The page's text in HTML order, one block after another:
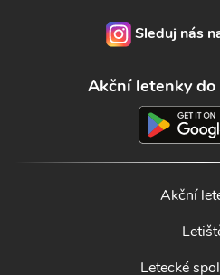
Sleduj nás
Akční letenky do
Akční
Letecké